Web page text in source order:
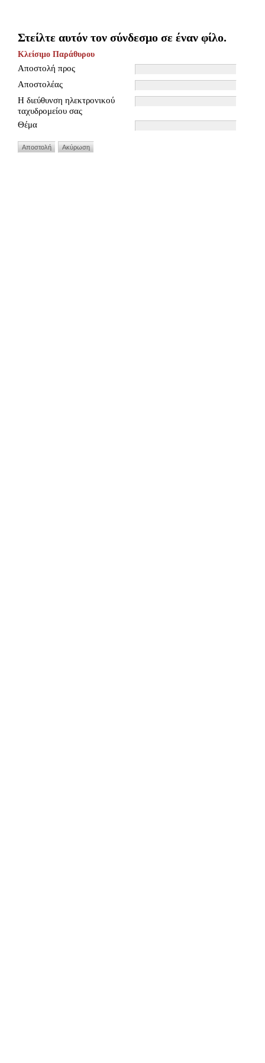
Στείλτε αυτόν τον σύνδεσμο σε έναν φίλο.
Κλείσιμο Παράθυρου
Αποστολή προς
Αποστολέας
Η διεύθυνση ηλεκτρονικού
ταχυδρομείου σας
Θέμα
Αποστολή Ακύρωση